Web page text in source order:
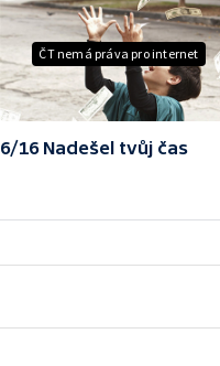
ČT nemá práva pro internet
6/16 Nadešel tvůj čas